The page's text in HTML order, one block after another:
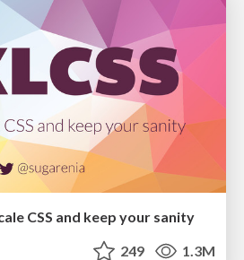
CSS and keep your sanity
249 1.3M